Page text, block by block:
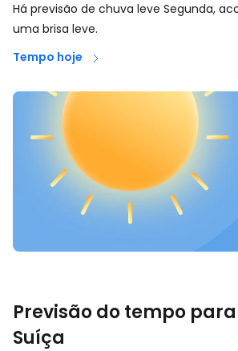
Há previsão de chuva leve Segunda,
uma brisa leve.
Tempo hoje
Previsão do tempo para
Suíça